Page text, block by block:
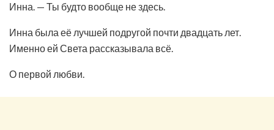
Инна. — Ты будто вообще не здесь.
Инна была её лучшей подругой почти двадцать лет.
Именно ей Света рассказывала всё.
О первой любви.